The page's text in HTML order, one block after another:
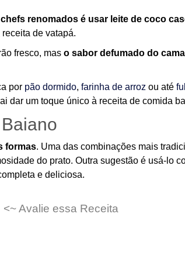
renomados é usar leite de coco
de vatapá.
fresco, mas o sabor defumado do
por pão dormido, farinha de arroz ou até
dar um toque único à receita de comida
formas. Uma das combinações mais
do prato. Outra sugestão é usá-lo
e deliciosa.
<~ Avalie essa Receita